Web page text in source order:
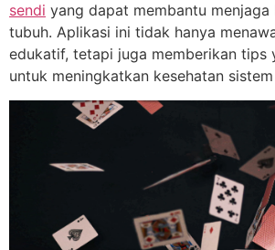
sendi yang dapat membantu menjaga
tubuh. Aplikasi ini tidak hanya
edukatif, tetapi juga memberikan tips
untuk meningkatkan kesehatan